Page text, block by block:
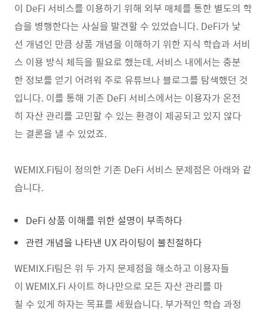
이 DeFi 서비스를 이용하기 위해 외부 매체를 통한 별도의 학
습을 병행한다는 사실을 발견할 수 있었습니다. DeFi가 낯
선 개념인 만큼 상품 개념을 이해하기 위한 지식 학습과 서비
스 이용 방식 체득을 필요로 했는데, 서비스 내에서는 충분
한 정보를 얻기 어려워 주로 유튜브나 블로그를 탐색했던 것
입니다. 이를 통해 기존 DeFi 서비스에서는 이용자가 온전
히 자산 관리를 고민할 수 있는 환경이 제공되고 있지 않다
는 결론을 낼 수 있었죠.
WEMIX.Fi팀이 정의한 기존 DeFi 서비스 문제점은 아래와 같
습니다.
DeFi 상품 이해를 위한 설명이 부족하다
관련 개념을 나타낸 UX 라이팅이 불친절하다
WEMIX.Fi팀은 위 두 가지 문제점을 해소하고 이용자들
이 WEMIX.Fi 사이트 하나만으로 모든 자산 관리를 마
칠 수 있게 하자는 목표를 세웠습니다. 부가적인 학습 과정